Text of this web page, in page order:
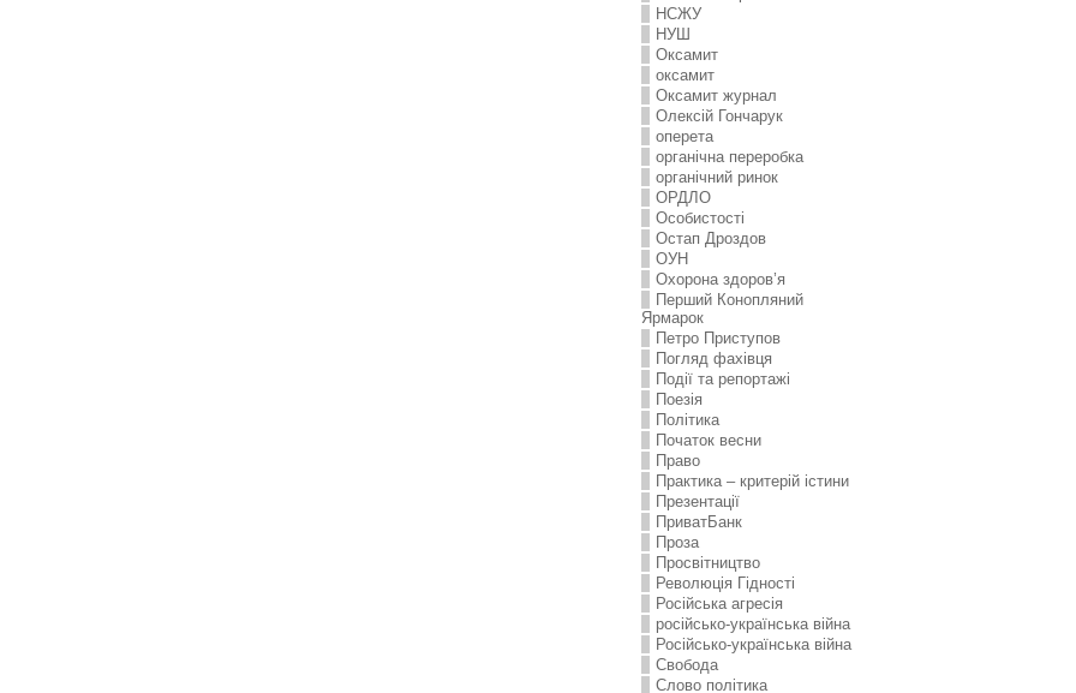
НСЖУ
НУШ
Оксамит
оксамит
Оксамит журнал
Олексій Гончарук
оперета
органічна переробка
органічний ринок
ОРДЛО
Особистості
Остап Дроздов
ОУН
Охорона здоров’я
Перший Конопляний
Ярмарок
Петро Приступов
Погляд фахівця
Події та репортажі
Поезія
Політика
Початок весни
Право
Практика – критерій істини
Презентації
ПриватБанк
Проза
Просвітництво
Революція Гідності
Російська агресія
російсько-українська війна
Російсько-українська війна
Свобода
Слово політика